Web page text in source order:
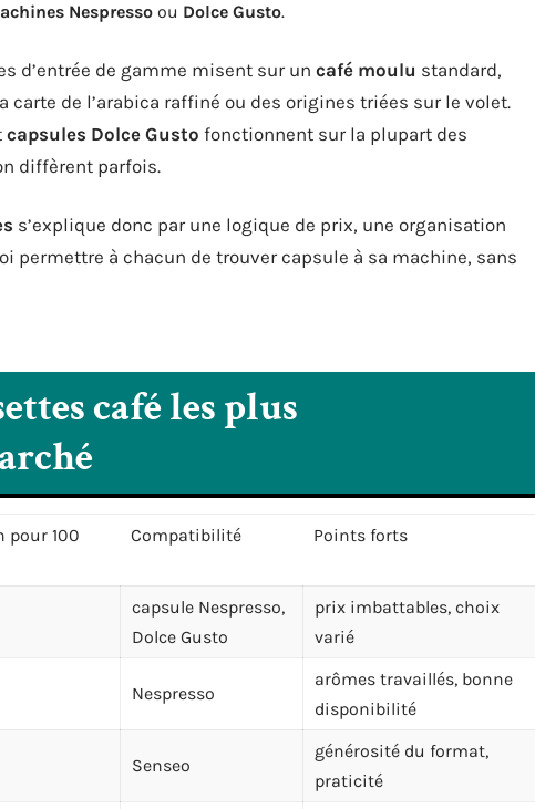
Nespresso ou Dolce Gusto.
d’entrée de gamme misent sur un café moulu standard,
de l’arabica raffiné ou des origines triées sur le volet.
capsules Dolce Gusto fonctionnent sur la plupart des
diffèrent parfois.
s’explique donc par une logique de prix, une organisation
permettre à chacun de trouver capsule à sa machine, sans
café les plus
pour 100
Compatibilité Points forts
capsule Nespresso,
Dolce Gusto
prix imbattables, choix
varié
Nespresso
arômes travaillés, bonne
disponibilité
Senseo
générosité du format,
praticité